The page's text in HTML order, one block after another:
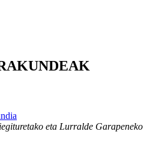
eta Lurralde Garapeneko